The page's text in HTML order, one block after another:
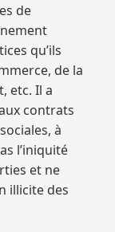
de
qu’ils
de la
etc. Il a
contrats
à
l’iniquité
et ne
illicite des